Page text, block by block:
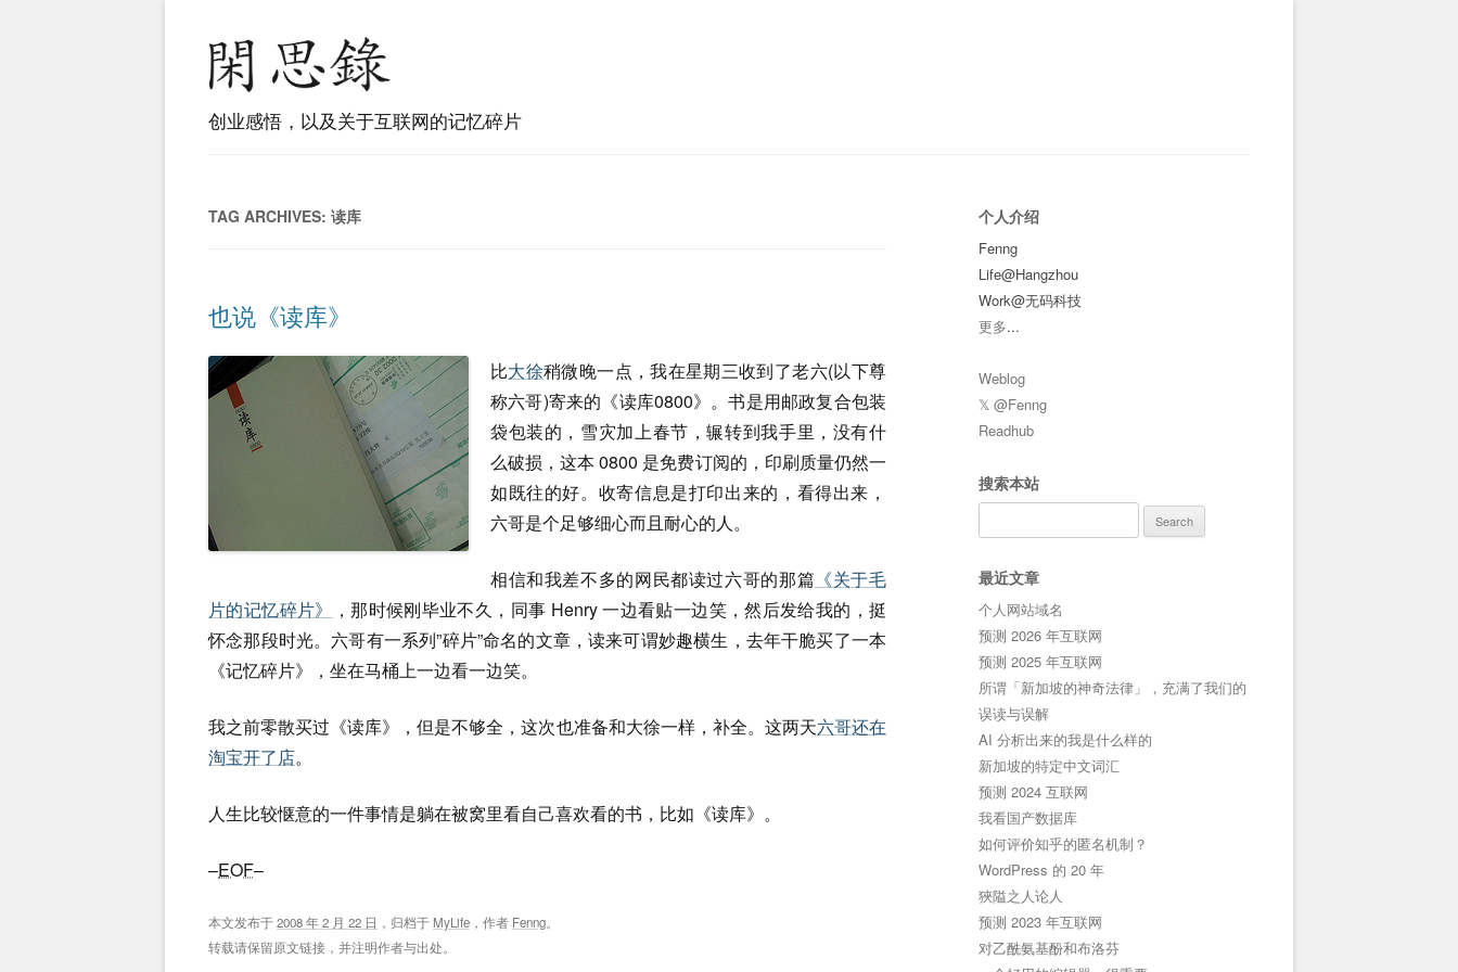
创业感悟，以及关于互联网的记忆碎片
TAG ARCHIVES: 读库
也说《读库》
比大徐稍微晚一点，我在星期三收到了老六(以下尊
称六哥)寄来的《读库0800》。书是用邮政复合包装
袋包装的，雪灾加上春节，辗转到我手里，没有什
么破损，这本 0800 是免费订阅的，印刷质量仍然一
如既往的好。收寄信息是打印出来的，看得出来，
六哥是个足够细心而且耐心的人。
相信和我差不多的网民都读过六哥的那篇 《关于毛
片的记忆碎片》
，那时候刚毕业不久，同事 Henry 一边看贴一边笑，然后发给我的，挺
怀念那段时光。六哥有一系列”碎片”命名的文章，读来可谓妙趣横生，去年干脆买了一本
《记忆碎片》，坐在马桶上一边看一边笑。
我之前零散买过《读库》，但是不够全，这次也准备和大徐一样，补全。这两天六哥还在
淘宝开了店。
人生比较惬意的一件事情是躺在被窝里看自己喜欢看的书，比如《读库》。
–EOF–
本文发布于2008 年 2 月 22 日 ，归档于 MyLife ，作者 Fenng。
转载请保留原文链接，并注明作者与出处。
个人介绍
Fenng
Life@Hangzhou
Work@无码科技
更多...
Weblog
𝕏 @Fenng
Readhub
搜索本站
for:
最近文章
个人网站域名
预测 2026 年互联网
预测 2025 年互联网
所谓「新加坡的神奇法律」，充满了我们的
误读与误解
AI 分析出来的我是什么样的
新加坡的特定中文词汇
预测 2024 互联网
我看国产数据库
如何评价知乎的匿名机制？
WordPress 的 20 年
狹隘之人论人
预测 2023 年互联网
对乙酰氨基酚和布洛芬